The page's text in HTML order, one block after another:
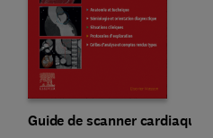
Guide de scanner cardiaque